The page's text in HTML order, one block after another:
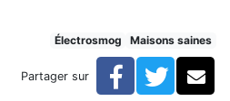
menace pour la santé
grave
Électrosmog
Maisons saines
Partager sur Facebook